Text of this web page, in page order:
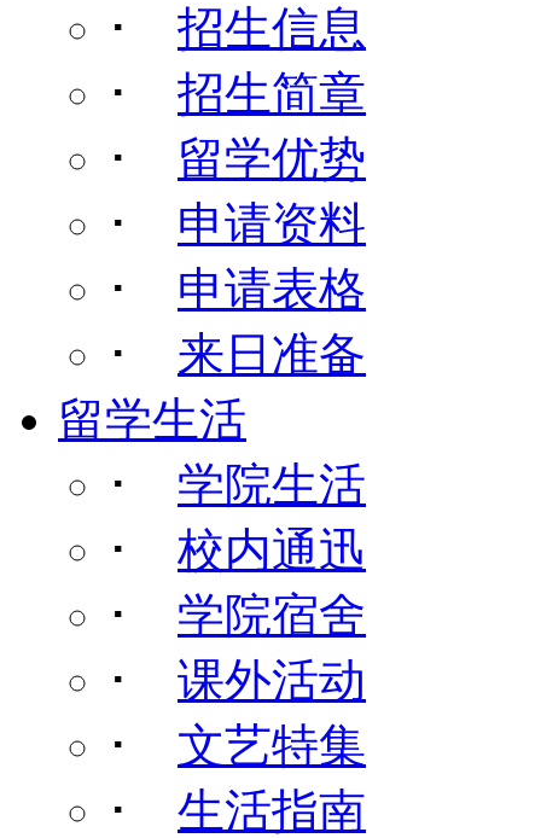
･ 招生信息
･ 招生简章
･ 留学优势
･ 申请资料
･ 申请表格
･ 来日准备
留学生活
･ 学院生活
･ 校内通迅
･ 学院宿舍
･ 课外活动
･ 文艺特集
･ 生活指南